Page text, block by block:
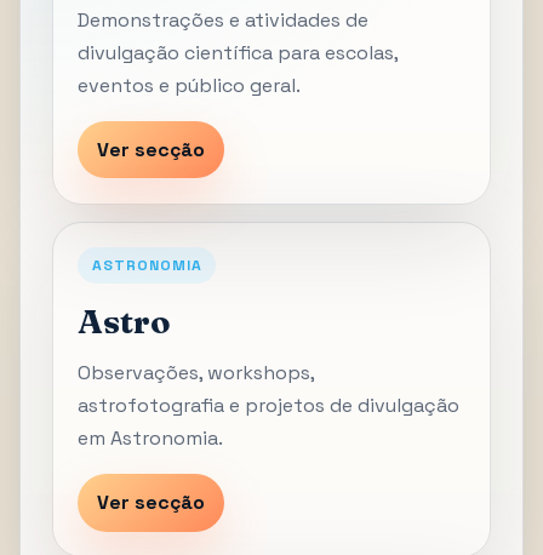
Demonstrações e atividades de
divulgação científica para escolas,
eventos e público geral.
Ver secção
ASTRONOMIA
Astro
Observações, workshops,
astrofotografia e projetos de divulgação
em Astronomia.
Ver secção